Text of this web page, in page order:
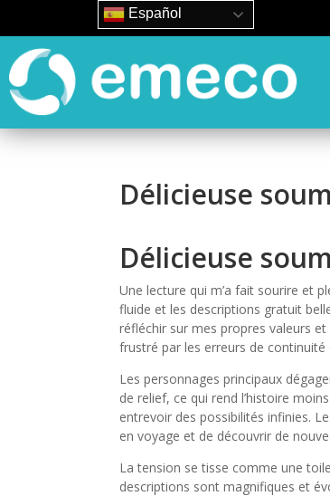
Délicieuse
Délicieuse
Une lecture qui m’a fait sourire et
fluide et les descriptions gratuit
réfléchir sur mes propres valeurs
frustré par les erreurs de continuité
Les personnages principaux
de relief, ce qui rend l’histoire
entrevoir des possibilités infinies.
en voyage et de découvrir de
La tension se tisse comme une
descriptions sont magnifiques et
Español